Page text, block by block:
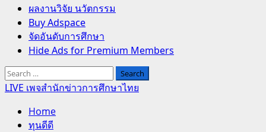
ผลงานวิจัย นวัตกรรม
Buy Adspace
จัดอันดับการศึกษา
Hide Ads for Premium Members
Search
for:
LIVE เพจสำนักข่าวการศึกษาไทย
Home
ทุนดีดี